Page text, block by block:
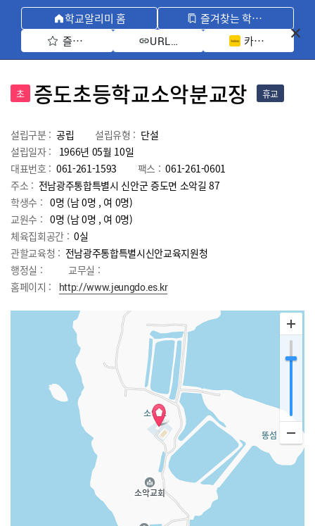
학교알리미 홈
즐겨찾는 학교 모아보기
즐겨찾기 선택
URL 복사 카카오톡 공유
초 증도초등학교소악분교장 휴교
설립구분 : 공립 설립유형 : 단설
설립일자 :
1966년 05월 10일
대표번호 : 061-261-1593 팩스 : 061-261-0601
주소 : 전남광주통합특별시 신안군 증도면 소악길 87
학생수 : 0명 (남 0명 , 여 0명)
교원수 : 0명 (남0명 , 여 0명)
체육집회공간 : 0실
관할교육청 : 전남광주통합특별시신안교육지원청
행정실 :
교무실 :
홈페이지 :
http://www.jeungdo.es.kr